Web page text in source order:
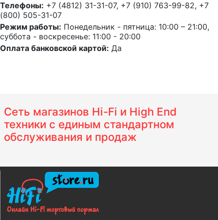
Телефоны: +7 (4812) 31-31-07, +7 (910) 763-99-82, +7
(800) 505-31-07
Режим работы: Понедельник - пятница: 10:00 – 21:00,
суббота - воскресенье: 11:00 - 20:00
Оплата банковской картой: Да
Сеть магазинов Hi-Fi и High End
техники с единым стандартном
обслуживания и продаж